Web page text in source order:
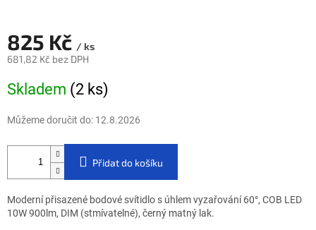
825 Kč / ks
681,82 Kč bez DPH
Skladem (2 ks)
Můžeme doručit do: 12.8.2026
Přidat do košíku
Moderní přisazené bodové svítidlo s úhlem vyzařování 60°, COB LED
10W 900lm, DIM (stmívatelné), černý matný lak.